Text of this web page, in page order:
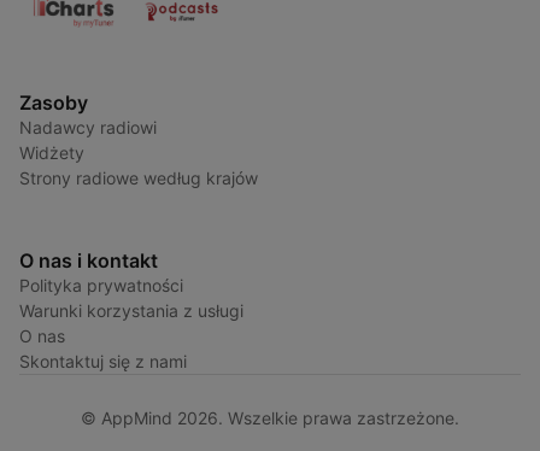
Zasoby
Nadawcy radiowi
Widżety
Strony radiowe według krajów
O nas i kontakt
Polityka prywatności
Warunki korzystania z usługi
O nas
Skontaktuj się z nami
© AppMind 2026. Wszelkie prawa zastrzeżone.